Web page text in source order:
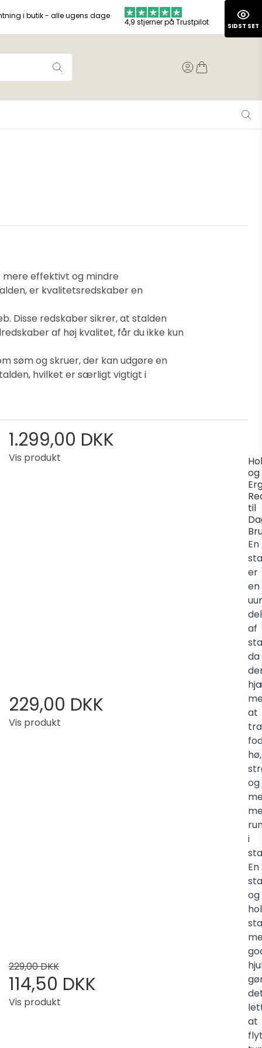
i butik - alle ugens dage
4,9 stjerner på Trustpilot
effektivt og mindre
er kvalitetsredskaber en
Disse redskaber sikrer, at stalden
af høj kvalitet, får du ikke kun
søm og skruer, der kan udgøre en
hvilket er særligt vigtigt i
1.299,00 DKK
Vis produkt
229,00 DKK
Vis produkt
229,00 DKK
114,50 DKK
Vis produkt
og
til
En
er
en
del
af
da
at
hø,
og
i
En
og
at
SIDST SET